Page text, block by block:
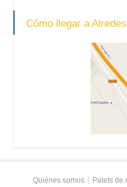
Cómo llegar a Alredes
Quiénes somos Palets de